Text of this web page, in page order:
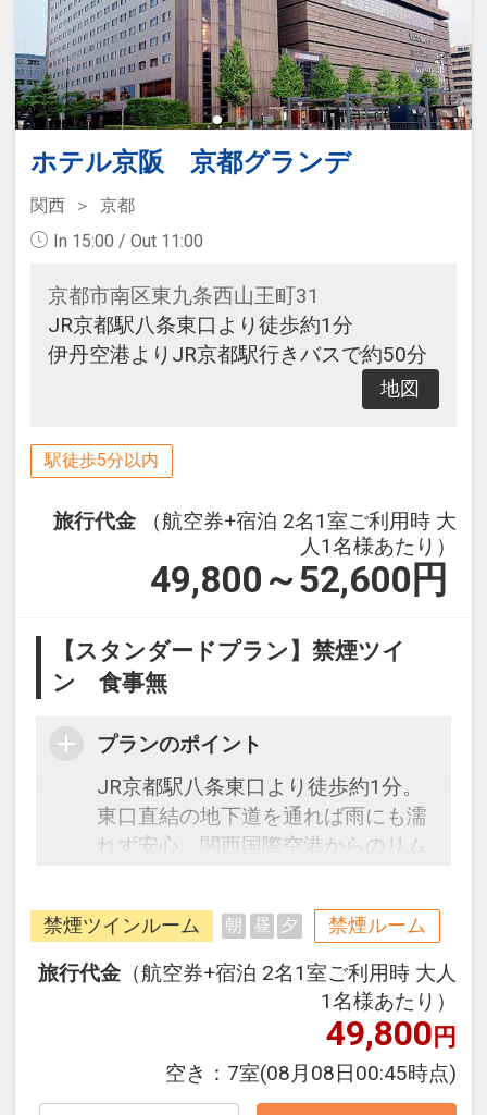
ホテル京阪 京都グランデ
関西
京都
In 15:00 / Out 11:00
京都市南区東九条西山王町31
JR京都駅八条東口より徒歩約1分
伊丹空港よりJR京都駅行きバスで約50分
地図
駅徒歩5分以内
旅行代金
（航空券+宿泊 2名1室ご利用時 大
人1名様あたり）
49,800～52,600 円
【スタンダードプラン】禁煙ツイ
ン 食事無
プランのポイント
JR京都駅八条東口より徒歩約1分。
東口直結の地下道を通れば雨にも濡
れず安心。関西国際空港からのリム
チェックイン前はもちろん、チェッ
クアウト後も無料でお荷物のお預か
りＯＫ！駅前立地なので受取もラク
ラク。シモンズ社製のベッドや加湿
機能付空気清浄機を完備したお部屋
で快適な滞在をお楽しみいただけま
禁煙ツインルーム 朝 昼 夕 禁煙ルーム
旅行代金 （航空券+宿泊 2名1室ご利用時 大人
1名様あたり）
49,800円
空き： 7室(08月08日00:45時点)